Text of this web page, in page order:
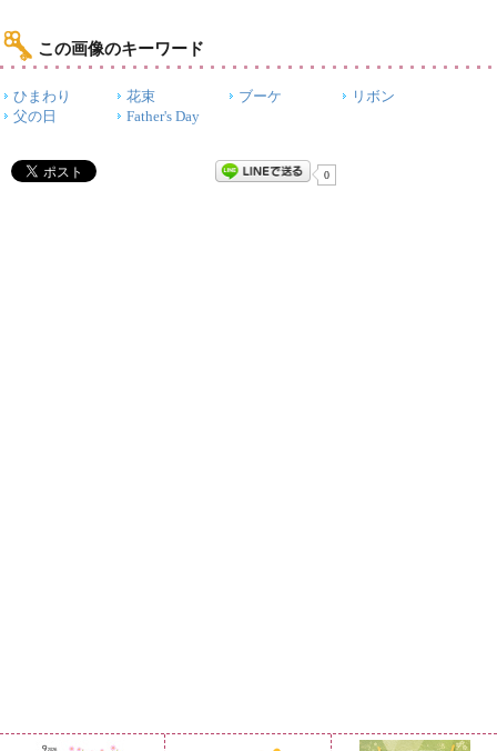
この画像のキーワード
ひまわり 花束 ブーケ
リボン
父の日
Father's Day
0